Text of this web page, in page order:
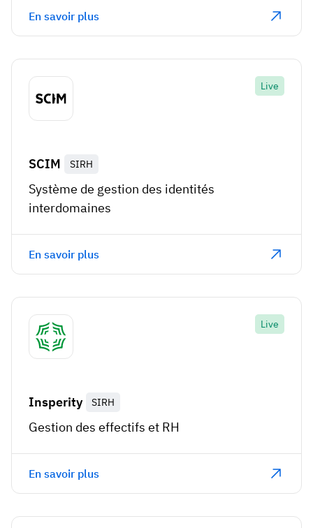
En savoir plus
Live
SCIM SIRH
Système de gestion des identités
interdomaines
En savoir plus
Live
Insperity SIRH
Gestion des effectifs et RH
En savoir plus